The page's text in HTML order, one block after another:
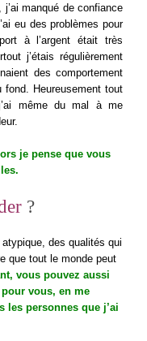
manqué de confiance
eu des problèmes pour
à l’argent était très
j’étais régulièrement
des comportement
fond. Heureusement tout
même du mal à me
je pense que vous
?
des qualités qui
que tout le monde peut
vous pouvez aussi
vous, en me
les personnes que j’ai